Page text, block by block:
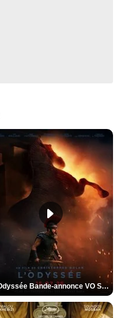
L'Odyssée Bande-annonce VO STFR